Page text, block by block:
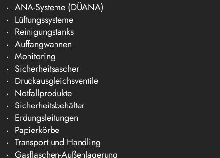
ANA-Systeme (DÜANA)
Lüftungssysteme
Reinigungstanks
Auffangwannen
Monitoring
Sicherheitsascher
Druckausgleichsventile
Notfallprodukte
Sicherheitsbehälter
Erdungsleitungen
Papierkörbe
Transport und Handling
Gasflaschen-Außenlagerung